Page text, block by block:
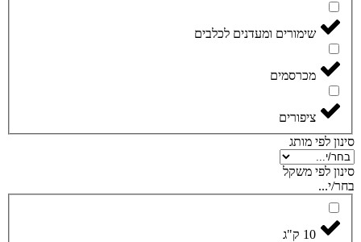
שימורים ומעדנים לכלבים
מכרסמים
ציפורים
סינון לפי מותג
סינון לפי משקל
בחר/י...
10 ק"ג